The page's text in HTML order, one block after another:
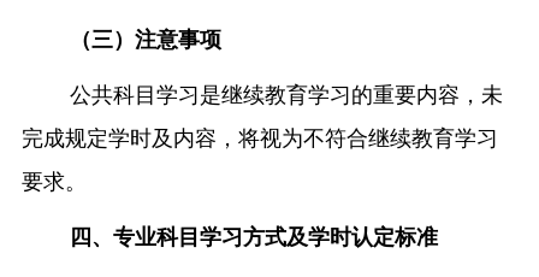
（三）注意事项
公共科目学习是继续教育学习的重要内容，未
完成规定学时及内容，将视为不符合继续教育学习
要求。
四、专业科目学习方式及学时认定标准